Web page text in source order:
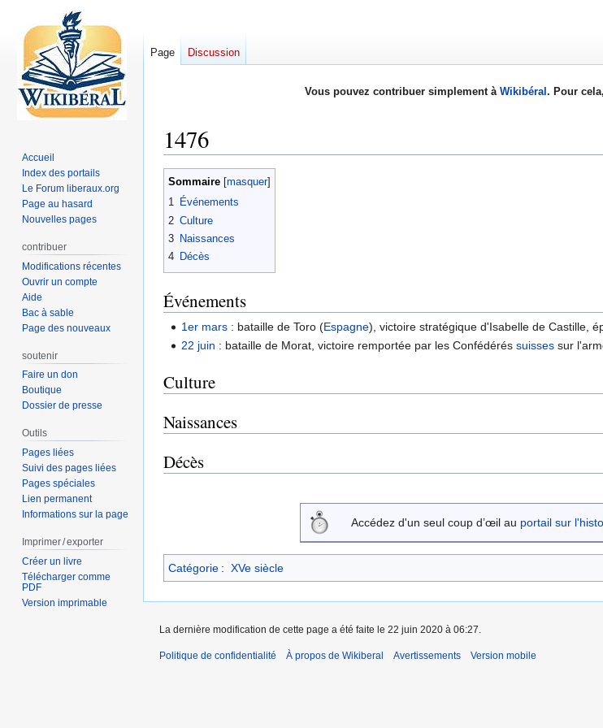
Vous pouvez contribuer simplement à Wikibéral . Pour
1476
Aller
Aller
Sommaire
1 Événements
2 Culture
3 Naissances
4 Décès
Événements
1er mars : bataille de Toro (Espagne), victoire stratégique d'Isabelle de Castille,
22 juin : bataille de Morat, victoire remportée par les Confédéréssuisses sur
Culture
Naissances
Décès
Accédez d'un seul coup d’œil au portail sur
Catégorie : XVe siècle
Page Discussion
Accueil
Index des portails
Le Forum liberaux.org
Page au hasard
Nouvelles pages
contribuer
Modifications récentes
Ouvrir un compte
Aide
Bac à sable
Page des nouveaux
soutenir
Faire un don
Boutique
Dossier de presse
Outils
Pages liées
Suivi des pages liées
Pages spéciales
Lien permanent
Informations sur la page
Imprimer / exporter
Créer un livre
Télécharger comme
PDF
Version imprimable
La dernière modification de cette page a été faite le 22 juin 2020 à 06:27.
Politique de confidentialité À propos de Wikiberal Avertissements Version mobile